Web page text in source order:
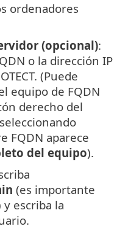
ordenadores
(opcional):
o la dirección IP
(Puede
equipo de FQDN
derecho del
FQDN aparece
del equipo).
(es importante
escriba la